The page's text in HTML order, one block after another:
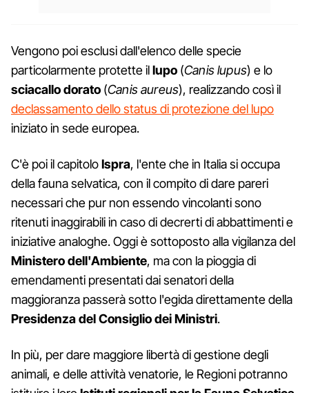
Vengono poi esclusi dall'elenco delle specie
particolarmente protette illupo (Canis lupus) e lo
sciacallo dorato (Canis aureus), realizzando così il
declassamento dello status di protezione del lupo
iniziato in sede europea.
C'è poi il capitoloIspra, l'ente che in Italia si occupa
della fauna selvatica, con il compito di dare pareri
necessari che pur non essendo vincolanti sono
ritenuti inaggirabili in caso di decrerti di abbattimenti e
iniziative analoghe. Oggi è sottoposto alla vigilanza del
Ministero dell'Ambiente, ma con la pioggia di
emendamenti presentati dai senatori della
maggioranza passerà sotto l'egida direttamente della
Presidenza del Consiglio dei Ministri.
In più, per dare maggiore libertà di gestione degli
animali, e delle attività venatorie, le Regioni potranno